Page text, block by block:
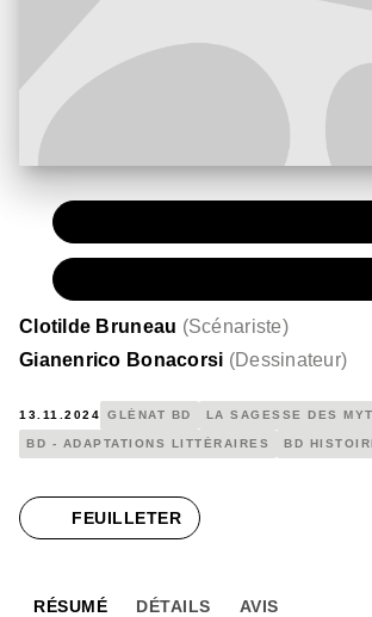
Clotilde Bruneau (Scénariste)
Gianenrico Bonacorsi (Dessinateur)
13.11.2024 GLÉNAT BD LA SAGESSE DES
BD - ADAPTATIONS LITTÉRAIRES BD
FEUILLETER
RÉSUMÉ DÉTAILS AVIS